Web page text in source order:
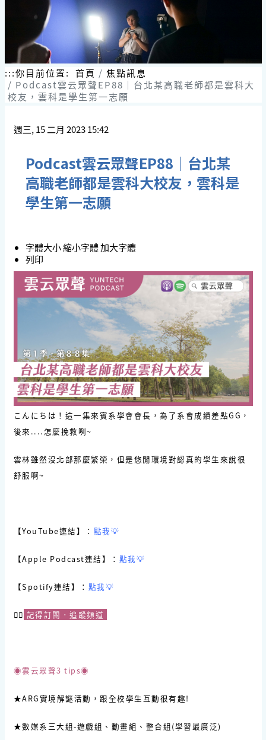
:::你目前位置: 首頁
焦點訊息
Podcast雲云眾聲EP88｜台北某高職老師都是雲科大
校友，雲科是學生第一志願
週三, 15 二月 2023 15:42
Podcast雲云眾聲EP88｜台北某
高職老師都是雲科大校友，雲科是
學生第一志願
字體大小縮小字體加大字體
列印
こんにちは！這一集來賓系學會會長，為了系會成績差點GG，
後來....怎麼挽救咧~
雲林雖然沒北部那麼繁榮，但是悠閒環境對認真的學生來說很
舒服啊~
【YouTube連結】： 點我💡
【Apple Podcast連結】： 點我💡
【Spotify連結】： 點我💡
☝🏻 記得訂閱．追蹤頻道
◉雲云眾聲3 tips◉
★ARG實境解謎活動，跟全校學生互動很有趣!
★數媒系三大組-遊戲組、動畫組、整合組(學習最廣泛)